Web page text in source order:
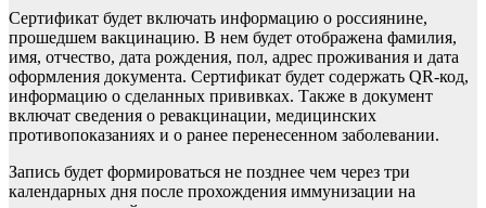
Сертификат будет включать информацию о россиянине,
прошедшем вакцинацию. В нем будет отображена фамилия,
имя, отчество, дата рождения, пол, адрес проживания и дата
оформления документа. Сертификат будет содержать QR-код,
информацию о сделанных прививках. Также в документ
включат сведения о ревакцинации, медицинских
противопоказаниях и о ранее перенесенном заболевании.
Запись будет формироваться не позднее чем через три
календарных дня после прохождения иммунизации на